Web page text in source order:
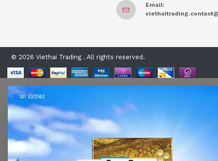
Email:
© 2026 Viethai Trading . All rights reserved.